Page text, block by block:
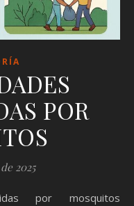
POR
2025